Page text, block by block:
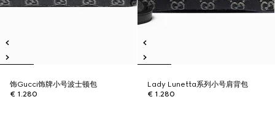
饰Gucci饰牌小号波士顿包
€ 1.280
Lady Lunetta系列小号肩背包
€ 1.280